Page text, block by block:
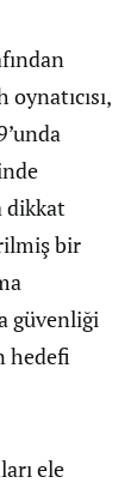
dikkat
bir
güvenliği
hedefi
ele